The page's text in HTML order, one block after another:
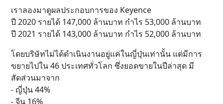
เราลองมาดูผลประกอบการของ Keyence
ปี 2020 รายได้ 147,000 ล้านบาท กำไร 53,000 ล้านบาท
ปี 2021 รายได้ 143,000 ล้านบาท กำไร 52,000 ล้านบาท
โดยบริษัทไม่ได้ดำเนินงานอยู่แค่ในญี่ปุ่นเท่านั้น แต่มีการ
ขยายไปใน 46 ประเทศทั่วโลก ซึ่งยอดขายในปีล่าสุด มี
สัดส่วนมาจาก
- ญี่ปุ่น 44%
- จีน 16%